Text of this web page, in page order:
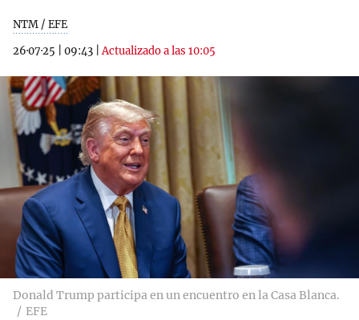
NTM / EFE
26·07·25
09:43 |Actualizado a las 10:05
Donald Trump participa en un encuentro en la Casa Blanca.
EFE